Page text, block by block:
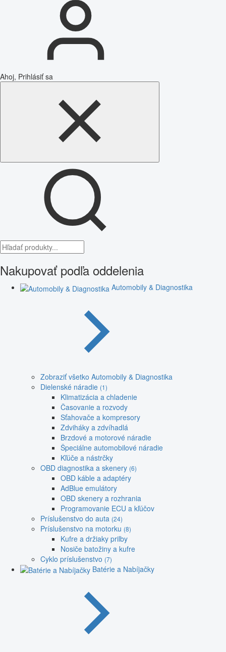
Ahoj, Prihlásiť sa
Nakupovať podľa oddelenia
Automobily & Diagnostika
Zobraziť všetko Automobily & Diagnostika
Dielenské náradie (1)
Klimatizácia a chladenie
Časovanie a rozvody
Sťahovače a kompresory
Zdviháky a zdvíhadlá
Brzdové a motorové náradie
Špeciálne automobilové náradie
Kľúče a nástrčky
OBD diagnostika a skenery (6)
OBD káble a adaptéry
AdBlue emulátory
OBD skenery a rozhrania
Programovanie ECU a kľúčov
Príslušenstvo do auta (24)
Príslušenstvo na motorku (8)
Kufre a držiaky prilby
Nosiče batožiny a kufre
Cyklo príslušenstvo (7)
Batérie a Nabíjačky